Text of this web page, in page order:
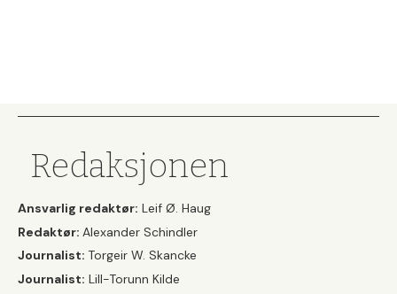
Redaksjonen
Ansvarlig redaktør: Leif Ø. Haug
Redaktør: Alexander Schindler
Journalist: Torgeir W. Skancke
Journalist: Lill-Torunn Kilde